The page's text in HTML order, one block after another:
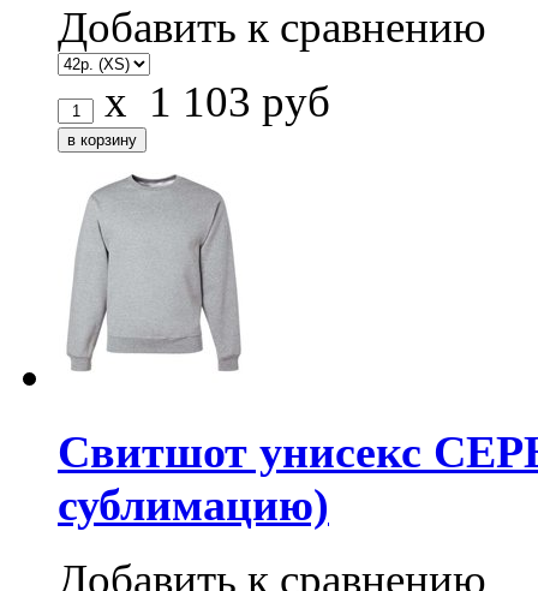
Добавить к сравнению
x 1 103 руб
Свитшот унисекс
сублимацию)
Добавить к сравнению